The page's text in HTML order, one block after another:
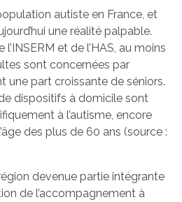
autiste en France, et
une réalité palpable.
et de l’HAS, au moins
sont concernées par
une part croissante de séniors.
dispositifs à domicile sont
à l’autisme, encore
des plus de 60 ans (source :
devenue partie intégrante
de l’accompagnement à